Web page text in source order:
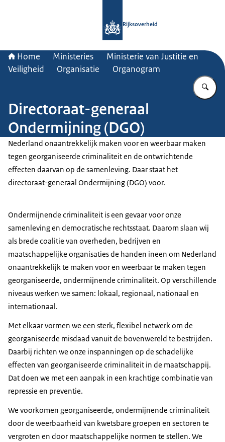
Rijksoverheid
Home Ministeries
Ministerie van Justitie en
Veiligheid
Organisatie Organogram
Directoraat-generaal
Ondermijning (DGO)
Nederland onaantrekkelijk maken voor en weerbaar maken
tegen georganiseerde criminaliteit en de ontwrichtende
effecten daarvan op de samenleving. Daar staat het
directoraat-generaal Ondermijning (DGO) voor.
Ondermijnende criminaliteit is een gevaar voor onze
samenleving en democratische rechtsstaat. Daarom slaan wij
als brede coalitie van overheden, bedrijven en
maatschappelijke organisaties de handen ineen om Nederland
onaantrekkelijk te maken voor en weerbaar te maken tegen
georganiseerde, ondermijnende criminaliteit. Op verschillende
niveaus werken we samen: lokaal, regionaal, nationaal en
internationaal.
Met elkaar vormen we een sterk, flexibel netwerk om de
georganiseerde misdaad vanuit de bovenwereld te bestrijden.
Daarbij richten we onze inspanningen op de schadelijke
effecten van georganiseerde criminaliteit in de maatschappij.
Dat doen we met een aanpak in een krachtige combinatie van
repressie en preventie.
We voorkomen georganiseerde, ondermijnende criminaliteit
door de weerbaarheid van kwetsbare groepen en sectoren te
vergroten en door maatschappelijke normen te stellen. We